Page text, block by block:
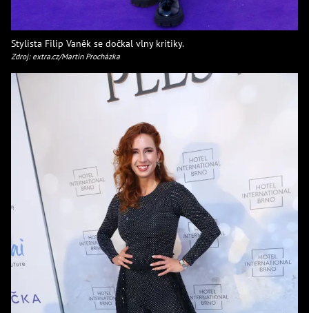
Stylista Filip Vaněk se dočkal vlny kritiky.
Zdroj: extra.cz/Martin Procházka